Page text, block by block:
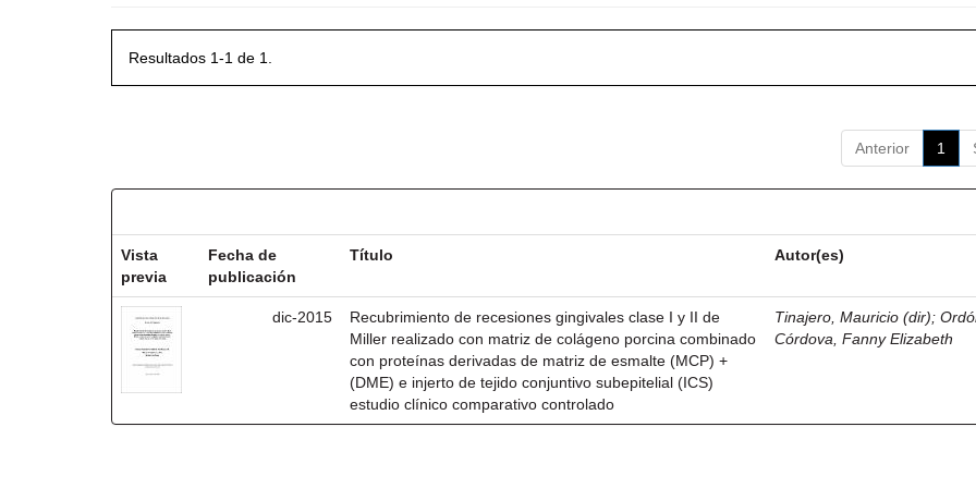
Resultados 1-1 de 1.
Anterior 1
Vista
previa
Fecha de
publicación
Título Autor(es)
dic-2015
Recubrimiento de recesiones gingivales clase I y II de
Miller realizado con matriz de colágeno porcina combinado
con proteínas derivadas de matriz de esmalte (MCP) +
(DME) e injerto de tejido conjuntivo subepitelial (ICS)
estudio clínico comparativo controlado
Tinajero, Mauricio (dir);
Córdova, Fanny Elizabeth